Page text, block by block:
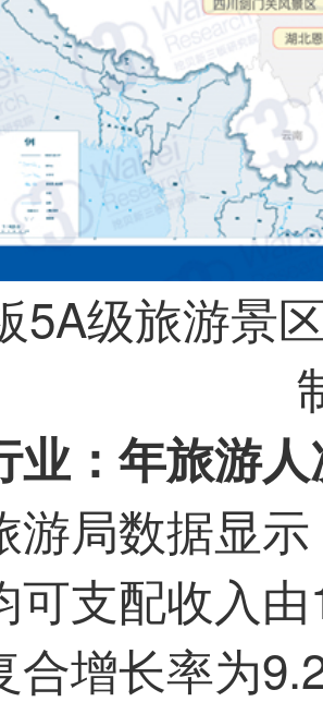
5A级旅游景
业：年旅游
游局数据显
可支配收入
合增长率为